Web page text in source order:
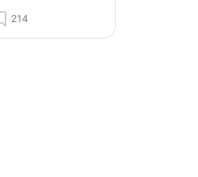
214